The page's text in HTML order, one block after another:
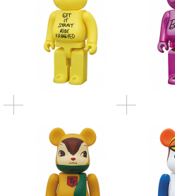
BE@RBRICK ToysField
「KUMA」